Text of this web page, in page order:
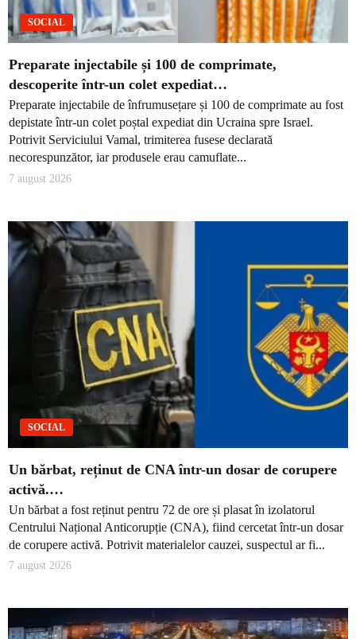
SOCIAL
Preparate injectabile și 100 de comprimate,
descoperite într-un colet expediat…
Preparate injectabile de înfrumusețare și 100 de comprimate au fost
depistate într-un colet poștal expediat din Ucraina spre Israel.
Potrivit Serviciului Vamal, trimiterea fusese declarată
necorespunzător, iar produsele erau camuflate...
7 august 2026
SOCIAL
Un bărbat, reținut de CNA într-un dosar de corupere
activă.…
Un bărbat a fost reținut pentru 72 de ore și plasat în izolatorul
Centrului Național Anticorupție (CNA), fiind cercetat într-un dosar
de corupere activă. Potrivit materialelor cauzei, suspectul ar fi...
7 august 2026